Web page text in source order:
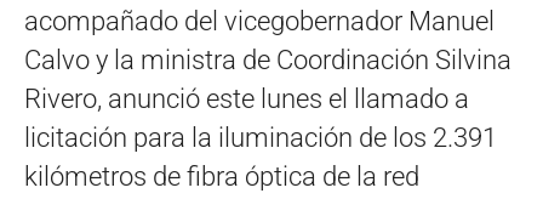
acompañado del vicegobernador Manuel
Calvo y la ministra de Coordinación Silvina
Rivero, anunció este lunes el llamado a
licitación para la iluminación de los 2.391
kilómetros de fibra óptica de la red